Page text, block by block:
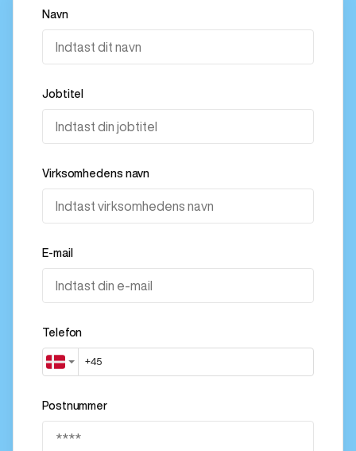
Navn
Jobtitel
Virksomhedens navn
E-mail
Telefon
Postnummer